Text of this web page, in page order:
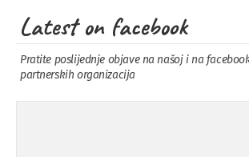
13.11.'15 Osuda napada u Drvaru
Pe ...
Latest on facebook
Pratite poslijednje objave na našoj i na
partnerskih organizacija